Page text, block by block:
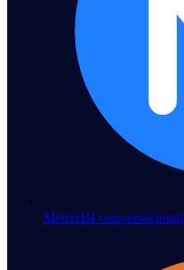
MetrixBI conversacional